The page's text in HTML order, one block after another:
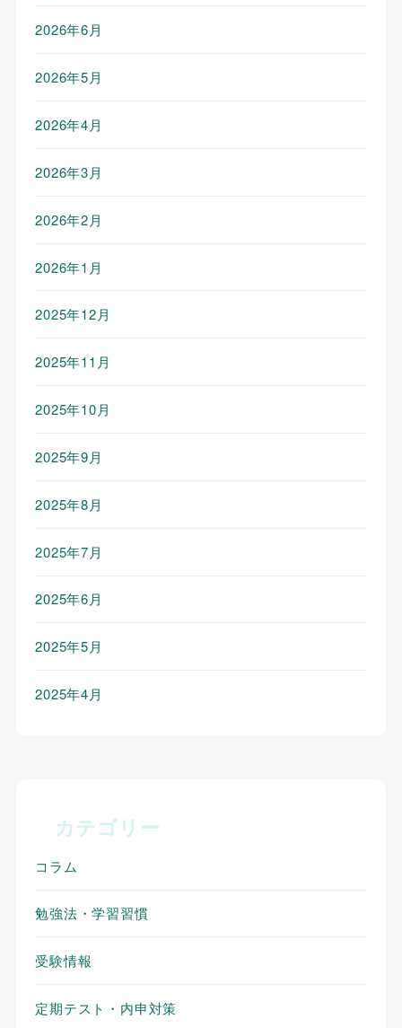
2026年6月
2026年5月
2026年4月
2026年3月
2026年2月
2026年1月
2025年12月
2025年11月
2025年10月
2025年9月
2025年8月
2025年7月
2025年6月
2025年5月
2025年4月
カテゴリー
コラム
勉強法・学習習慣
受験情報
定期テスト・内申対策